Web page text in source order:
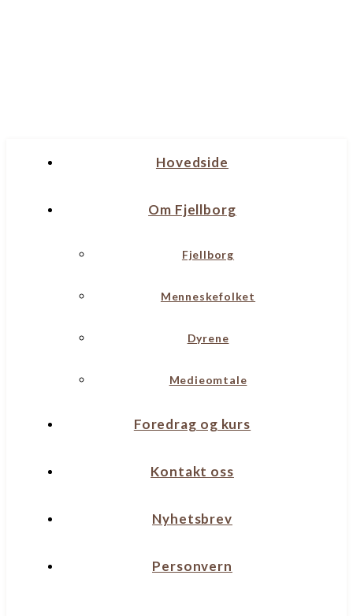
Hovedside
Om Fjellborg
Fjellborg
Menneskefolket
Dyrene
Medieomtale
Foredrag og kurs
Kontakt oss
Nyhetsbrev
Personvern